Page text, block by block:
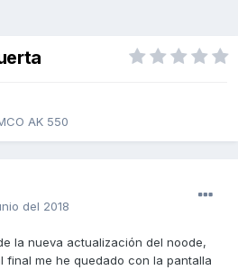
AK 550
del 2018
la nueva actualización del noode,
final me he quedado con la pantalla